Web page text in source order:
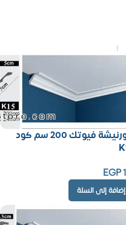
كورنيشة فيوتك 200 سم كود
EGP
إضافة إلى السلة